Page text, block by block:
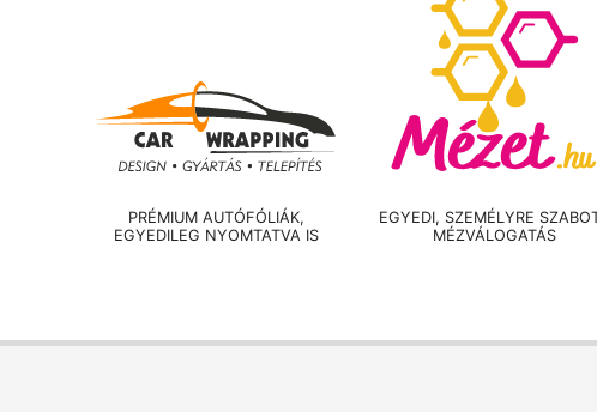
PRÉMIUM AUTÓFÓLIÁK,
EGYEDILEG NYOMTATVA IS
EGYEDI, SZEMÉLYRE
MÉZVÁLOGATÁS